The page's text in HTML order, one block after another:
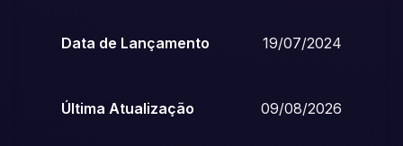
Data de Lançamento 19/07/2024
Última Atualização 09/08/2026